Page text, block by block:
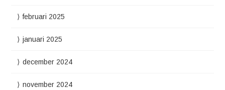
februari 2025
januari 2025
december 2024
november 2024